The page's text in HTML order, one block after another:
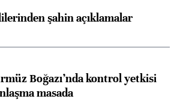
şahin açıklamalar
Boğazı’nda kontrol yetkisi
masada